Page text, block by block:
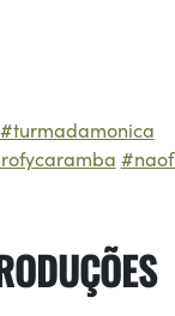
#turmadamonica